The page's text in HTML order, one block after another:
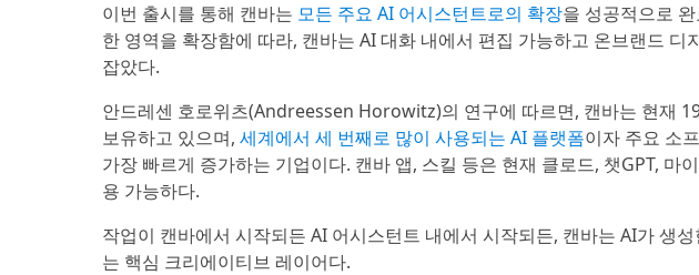
이번 출시를 통해 캔바는 모든 주요 AI 어시스턴트로의 확장을 성공적으로
한 영역을 확장함에 따라, 캔바는 AI 대화 내에서 편집 가능하고 온브랜드 디
잡았다.
안드레센 호로위츠(Andreessen Horowitz)의 연구에 따르면, 캔바는 현재
보유하고 있으며, 세계에서 세 번째로 많이 사용되는 AI 플랫폼이자 주요 소
가장 빠르게 증가하는 기업이다. 캔바 앱, 스킬 등은 현재 클로드, 챗GPT, 마
용 가능하다.
작업이 캔바에서 시작되든 AI 어시스턴트 내에서 시작되든, 캔바는 AI가 생
는 핵심 크리에이티브 레이어다.